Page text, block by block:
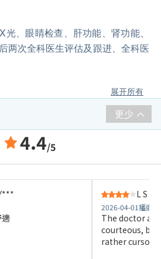
、眼睛检查、肝功能、肾功能、
两次全科医生评估及跟进、全科医
展开所有
更少
4.4/5
L S
2026-04-01播道
The doctor
courteous, but
rather cursory.